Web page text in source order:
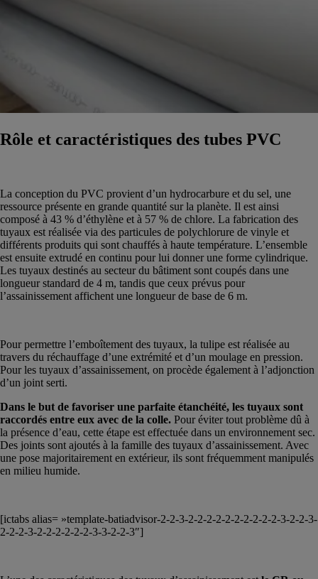
Rôle et caractéristiques des tubes PVC
La conception du PVC provient d’un hydrocarbure et du sel, une
ressource présente en grande quantité sur la planète. Il est ainsi
composé à 43 % d’éthylène et à 57 % de chlore. La fabrication des
tuyaux est réalisée via des particules de polychlorure de vinyle et
différents produits qui sont chauffés à haute température. L’ensemble
est ensuite extrudé en continu pour lui donner une forme cylindrique.
Les tuyaux destinés au secteur du bâtiment sont coupés dans une
longueur standard de 4 m, tandis que ceux prévus pour
l’assainissement affichent une longueur de base de 6 m.
Pour permettre l’emboîtement des tuyaux, la tulipe est réalisée au
travers du réchauffage d’une extrémité et d’un moulage en pression.
Pour les tuyaux d’assainissement, on procède également à l’adjonction
d’un joint serti.
Dans le but de favoriser une parfaite étanchéité, les tuyaux sont
raccordés entre eux avec de la colle. Pour éviter tout problème dû à
la présence d’eau, cette étape est effectuée dans un environnement sec.
Des joints sont ajoutés à la famille des tuyaux d’assainissement. Avec
une pose majoritairement en extérieur, ils sont fréquemment manipulés
en milieu humide.
[ictabs alias= »template-batiadvisor-2-2-3-2-2-2-2-2-2-2-2-2-2-3-2-2-3-
2-2-2-3-2-2-2-2-2-2-3-3-2-2-3″]